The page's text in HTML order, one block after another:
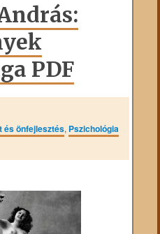
PDF
és önfejlesztés, Pszichológia